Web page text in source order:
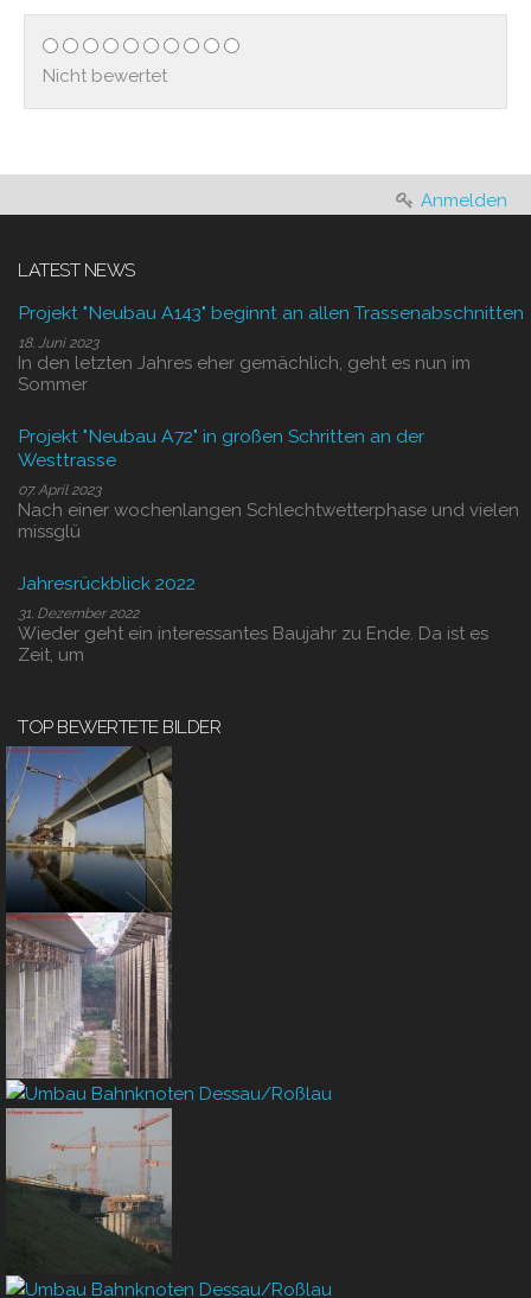
Nicht bewertet
Anmelden
LATEST NEWS
Projekt "Neubau A143" beginnt an allen Trassenabschnitten
18. Juni 2023
In den letzten Jahres eher gemächlich, geht es nun im
Sommer
Projekt "Neubau A72" in großen Schritten an der
Westtrasse
07. April 2023
Nach einer wochenlangen Schlechtwetterphase und vielen
missglü
Jahresrückblick 2022
31. Dezember 2022
Wieder geht ein interessantes Baujahr zu Ende. Da ist es
Zeit, um
TOP BEWERTETE BILDER